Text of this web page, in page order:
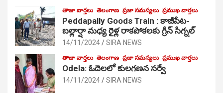
తాజా వార్తలు తెలంగాణ ప్రజా సమస్యలు ప్రముఖ వార్తలు
Peddapally Goods Train : కాజీపేట-
బల్లార్షా మధ్య రైళ్ల రాకపోకలకు గ్రీన్ సిగ్నల్
14/11/2024 SIRA NEWS
తాజా వార్తలు తెలంగాణ ప్రజా సమస్యలు ప్రముఖ వార్తలు
Odela: ఓదెలలో కులగణన సర్వే
14/11/2024 SIRA NEWS